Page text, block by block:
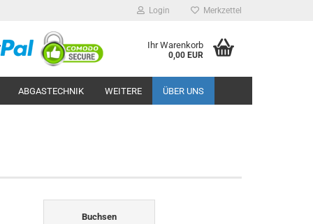
Login Merkzettel
Ihr Warenkorb
0,00 EUR
ABGASTECHNIK ÜBER UNS
WEITERE
Buchsen